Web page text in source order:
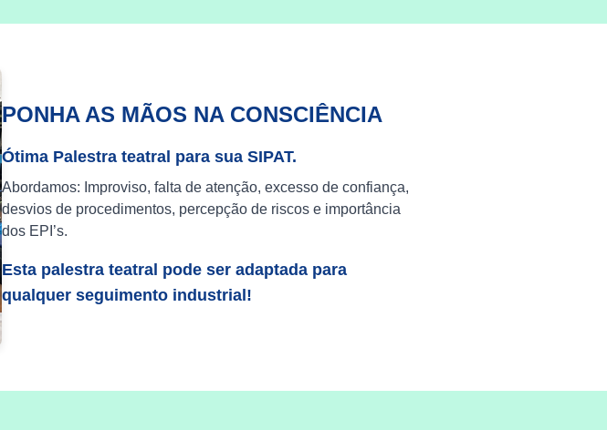
PONHA AS MÃOS NA CONSCIÊNCIA
Ótima Palestra teatral para sua SIPAT.
Abordamos: Improviso, falta de atenção, excesso de confiança,
desvios de procedimentos, percepção de riscos e importância
dos EPI’s.
Esta palestra teatral pode ser adaptada para
qualquer seguimento industrial!